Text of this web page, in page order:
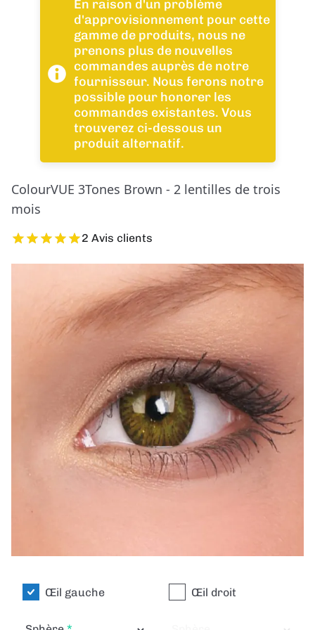
En raison d'un problème
d'approvisionnement pour cette
gamme de produits, nous ne
prenons plus de nouvelles
commandes auprès de notre
fournisseur. Nous ferons notre
possible pour honorer les
commandes existantes. Vous
trouverez ci-dessous un
produit alternatif.
ColourVUE 3Tones Brown - 2 lentilles de trois
mois
2 Avis clients
Œil gauche Œil droit